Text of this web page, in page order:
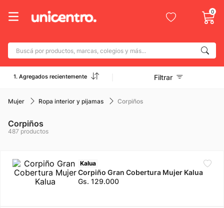
0
Buscá por productos, marcas, colegios y más...
Términos más buscados
1
2 champion
4. caterpillar
6. mochila
1. Agregados recientemente Filtrar
Mujer Ropa interior y pijamas Corpiños
Corpiños
487 productos
Kalua
Corpiño Gran Cobertura Mujer Kalua
Gs. 129.000